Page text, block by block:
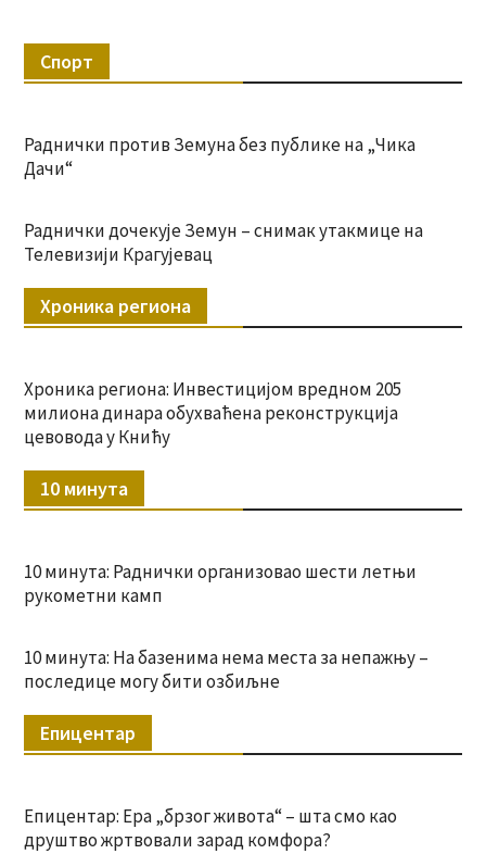
Спорт
Раднички против Земуна без публике на „Чика
Дачи“
Раднички дочекује Земун – снимак утакмице на
Телевизији Крагујевац
Хроника региона
Хроника региона: Инвестицијом вредном 205
милиона динара обухваћена реконструкција
цевовода у Книћу
10 минута
10 минута: Раднички организовао шести летњи
рукометни камп
10 минута: На базенима нема места за непажњу –
последице могу бити озбиљне
Епицентар
Епицентар: Ера „брзог живота“ – шта смо као
друштво жртвовали зарад комфора?